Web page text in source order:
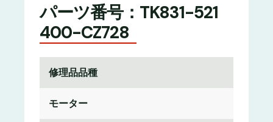
パーツ番号：TK831-521
400-CZ728
修理品品種
モーター